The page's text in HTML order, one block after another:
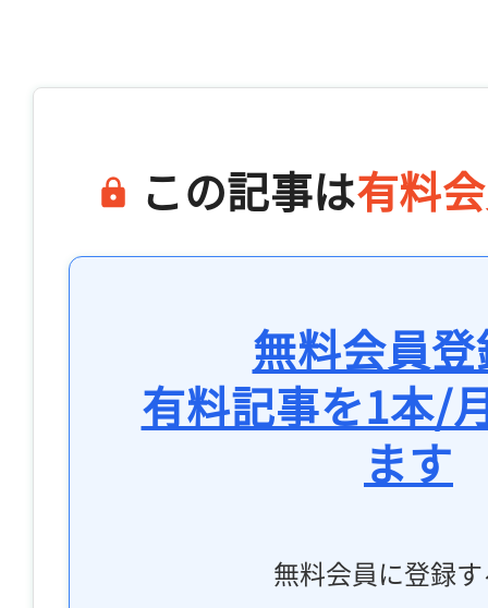
この記事は有料
無料会員
有料記事を1本/
ます
無料会員に登録